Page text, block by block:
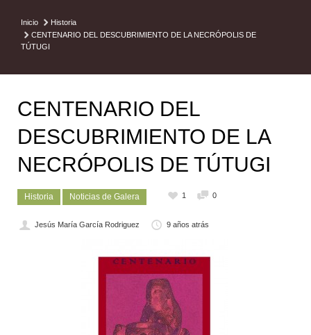
Inicio
Historia
CENTENARIO DEL DESCUBRIMIENTO DE LA NECRÓPOLIS DE
TÚTUGI
CENTENARIO DEL
DESCUBRIMIENTO DE LA
NECRÓPOLIS DE TÚTUGI
Historia Noticias de Galera 1 0
Jesús María García Rodriguez 9 años atrás